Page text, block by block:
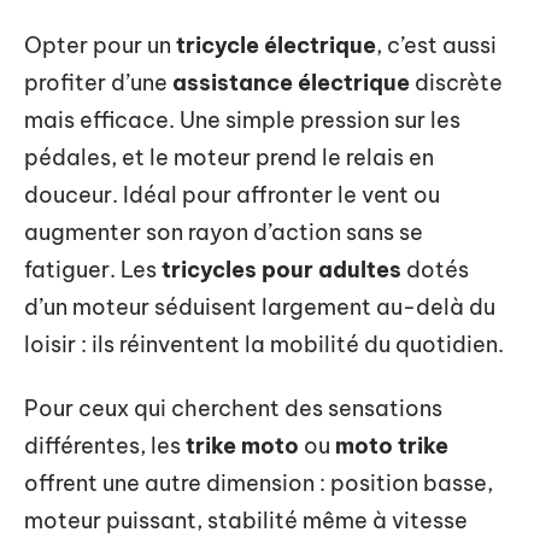
Opter pour un tricycle électrique, c’est aussi
profiter d’une assistance électrique discrète
mais efficace. Une simple pression sur les
pédales, et le moteur prend le relais en
douceur. Idéal pour affronter le vent ou
augmenter son rayon d’action sans se
fatiguer. Lestricycles pour adultes dotés
d’un moteur séduisent largement au-delà du
loisir : ils réinventent la mobilité du quotidien.
Pour ceux qui cherchent des sensations
différentes, lestrike moto ou moto trike
offrent une autre dimension : position basse,
moteur puissant, stabilité même à vitesse